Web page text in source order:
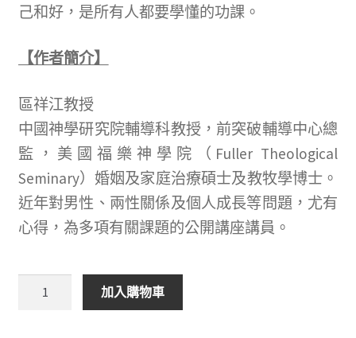
己和好，是所有人都要學懂的功課。
【作者簡介】
區祥江教授
中國神學研究院輔導科教授，前突破輔導中心總
監，美國福樂神學院（Fuller Theological
Seminary）婚姻及家庭治療碩士及教牧學博士。
近年對男性、兩性關係及個人成長等問題，尤有
心得，為多項有關課題的公開講座講員。
加入購物車